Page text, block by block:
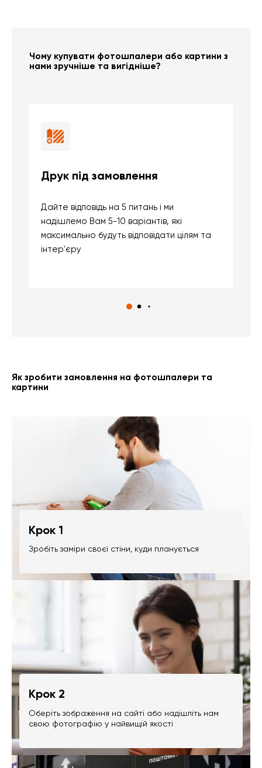
Чому купувати фотошпалери або картини з
нами зручніше та вигідніше?
Друк під замовлення
Дайте відповідь на 5 питань і ми
надішлемо Вам 5-10 варіантів, які
максимально будуть відповідати цілям та
інтер'єру
Як зробити замовлення на фотошпалери та
картини
Крок 1
Зробіть заміри своєї стіни, куди планується
Крок 2
Оберіть зображення на сайті або надішліть нам
свою фотографію у найвищій якості